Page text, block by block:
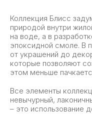
Коллекция Блисс
природой внутри
на воде, а в
эпоксидной смоле. В
от украшений до
которые позволяют
этом меньше
Все элементы
невычурный,
– это использование